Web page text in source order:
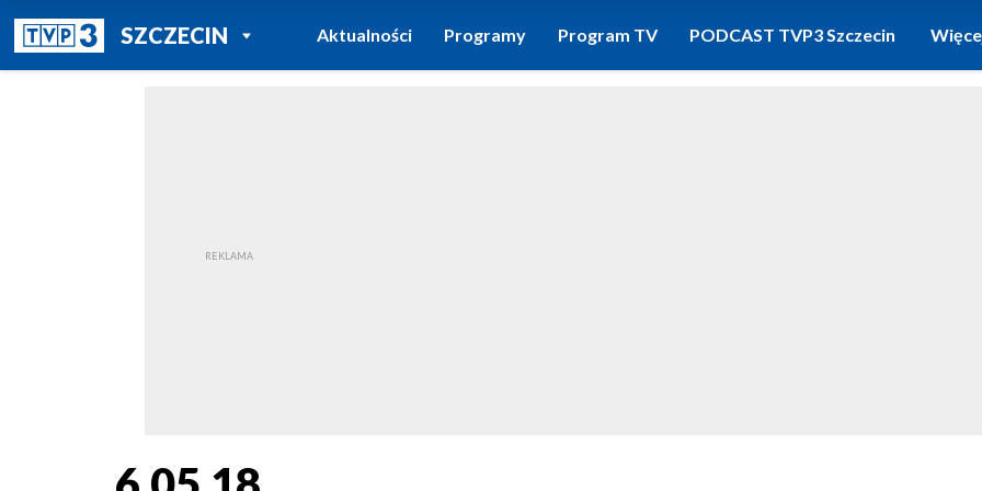
SZCZECINPOWRÓT DO
TVP REGIONY
Aktualności Programy Program TV PODCAST TVP3 Szczecin